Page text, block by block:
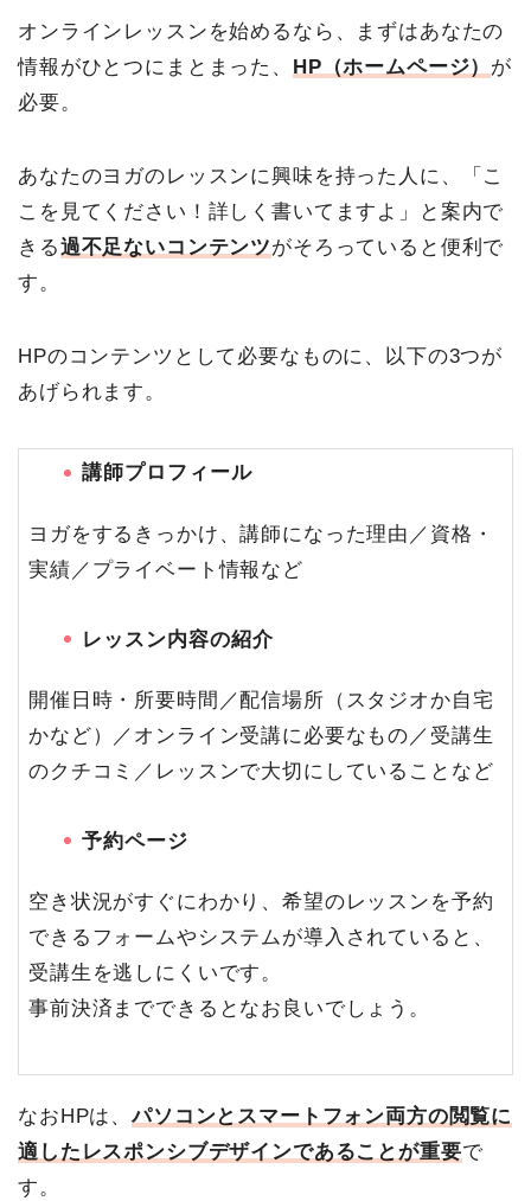
オンラインレッスンを始めるなら、まずはあなたの
情報がひとつにまとまった、
HP（ホームページ） が
必要。
あなたのヨガのレッスンに興味を持った人に、「こ
こを見てください！詳しく書いてますよ」と案内で
きる過不足ないコンテンツがそろっていると便利で
す。
HPのコンテンツとして必要なものに、以下の3つが
あげられます。
講師プロフィール
ヨガをするきっかけ、講師になった理由／資格・
実績／プライベート情報など
レッスン内容の紹介
開催日時・所要時間／配信場所（スタジオか自宅
かなど）／オンライン受講に必要なもの／受講生
のクチコミ／レッスンで大切にしていることなど
予約ページ
空き状況がすぐにわかり、希望のレッスンを予約
できるフォームやシステムが導入されていると、
受講生を逃しにくいです。
事前決済までできるとなお良いでしょう。
なおHPは、パソコンとスマートフォン両方の閲覧に
適したレスポンシブデザインであることが重要で
す。